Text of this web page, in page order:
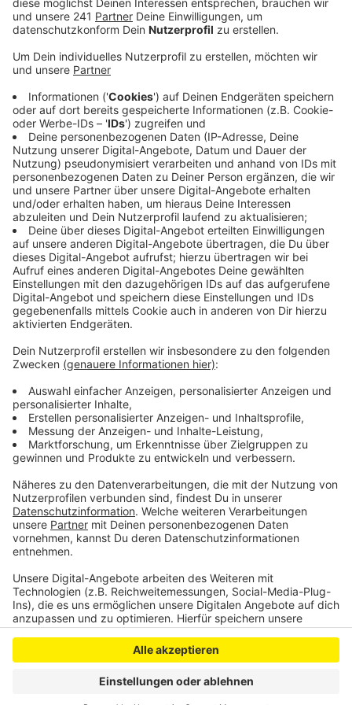
Anzeige
laufendem Betrieb möglich, so Kaufland. Die
Mitarbeiter werden während der Schließzeit aber
Umfeld verteilt. Im November können Kunden dann
wahrscheinlich wieder in der Filiale in Manfort
einkaufen.
Veröffentlicht: Freitag, 27.02.2026 05:59
Anzeige
Weitere Meldungen aus Leverkusen
Anzeige
Polizei zieht Karnevals-Bilanz
Leverkusen: Wie geht es mit der
Pflegebedarfsplanung weiter?
Young Art Award: Kunstwettbewerb für Leverkusens
Jugendliche
Anzeige